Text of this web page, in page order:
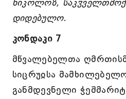
ნიკოლოზ,
დიდებულო.
კონდაკი 7
მწვალებელთა
სიცრუჲსა
განმდევნელი